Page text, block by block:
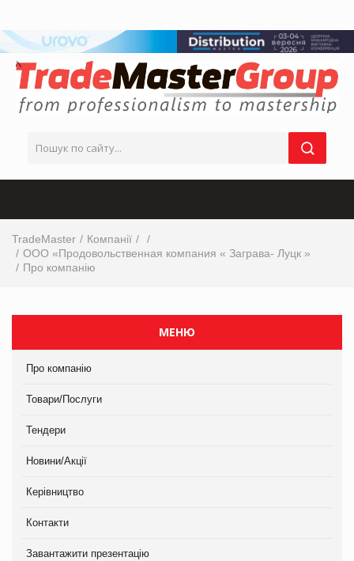
TradeMaster
Компанії
ООО «Продовольственная компания « Заграва- Луцк »
Про компанію
МЕНЮ
Про компанію
Товари/Послуги
Тендери
Новини/Акції
Керівництво
Контакти
Завантажити презентацію